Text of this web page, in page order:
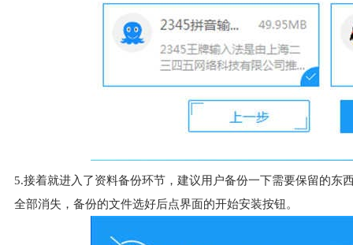
5.接着就进入了资料备份环节，建议用户备份一下需要保留的东
全部消失，备份的文件选好后点界面的开始安装按钮。